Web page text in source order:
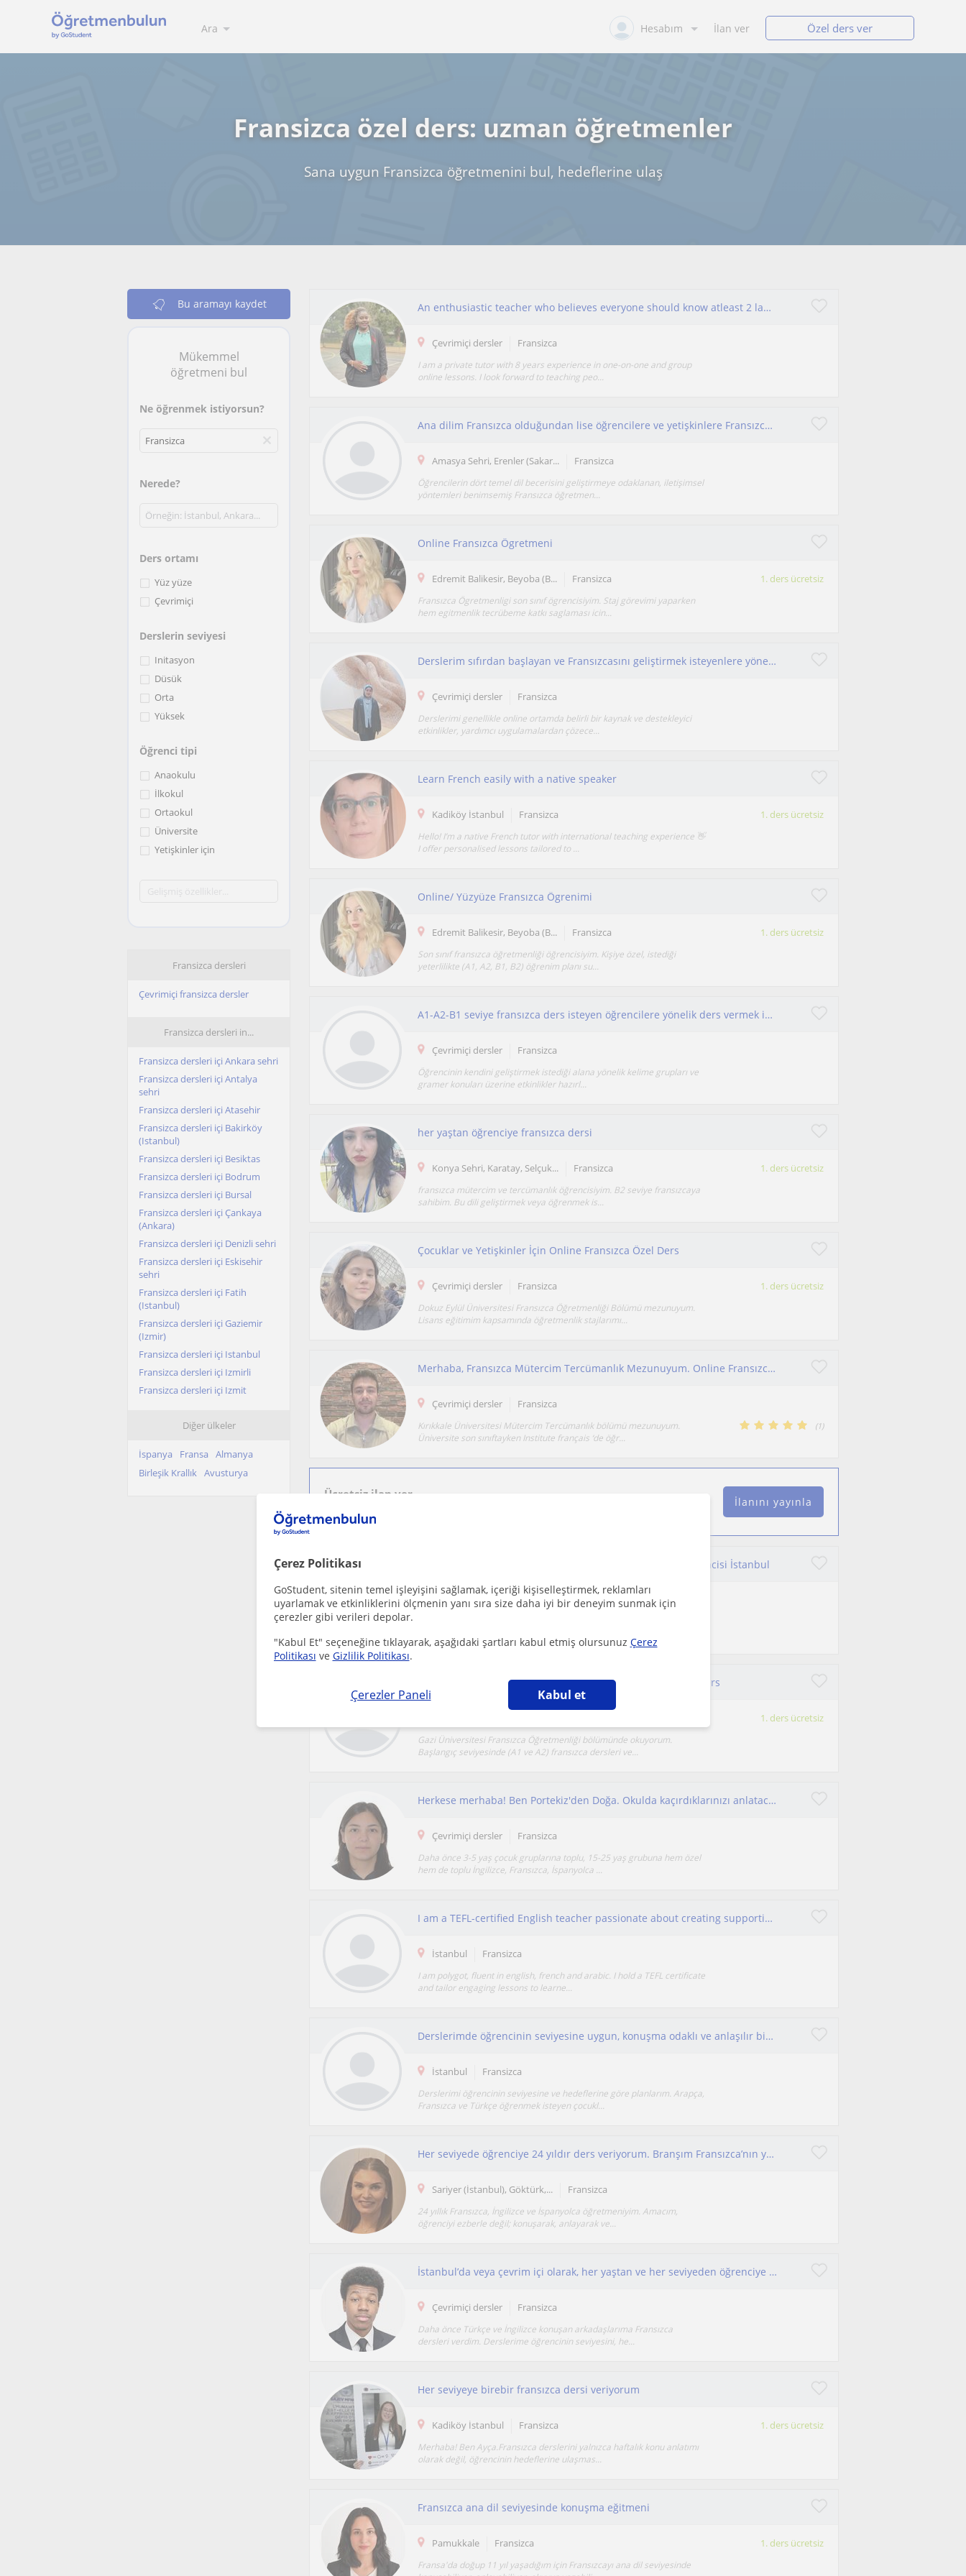
Çerez Politikası
GoStudent, sitenin temel işleyişini sağlamak, içeriği kişiselleştirmek, reklamları
uyarlamak ve etkinliklerini ölçmenin yanı sıra size daha iyi bir deneyim sunmak için
çerezler gibi verileri depolar.
"Kabul Et" seçeneğine tıklayarak, aşağıdaki şartları kabul etmiş olursunuz Çerez
Politikası ve Gizlilik Politikası.
Çerezler Paneli Kabul et
Ara Hesabım İlan ver Özel ders ver
Fransizca özel ders: uzman öğretmenler
Sana uygun Fransizca öğretmenini bul, hedeflerine ulaş
Bu aramayı kaydet
Mükemmel
öğretmeni bul
Ne öğrenmek istiyorsun?
Nerede?
Ders ortamı
Yüz yüze
Çevrimiçi
Derslerin seviyesi
Initasyon
Düsük
Orta
Yüksek
Öğrenci tipi
Anaokulu
İlkokul
Ortaokul
Üniversite
Yetişkinler için
Fransizca dersleri
Çevrimiçi fransizca dersler
Fransizca dersleri in...
Fransizca dersleri içi Ankara sehri
Fransizca dersleri içi Antalya
sehri
Fransizca dersleri içi Atasehir
Fransizca dersleri içi Bakirköy
(Istanbul)
Fransizca dersleri içi Besiktas
Fransizca dersleri içi Bodrum
Fransizca dersleri içi Bursal
Fransizca dersleri içi Çankaya
(Ankara)
Fransizca dersleri içi Denizli sehri
Fransizca dersleri içi Eskisehir
sehri
Fransizca dersleri içi Fatih
(Istanbul)
Fransizca dersleri içi Gaziemir
(Izmir)
Fransizca dersleri içi Istanbul
Fransizca dersleri içi Izmirli
Fransizca dersleri içi Izmit
Fransizca dersleri içi Karsiyaka
(Izmir)
Fransizca dersleri içi Konya sehri
Diğer ülkeler
İspanya Fransa
Almanya
Birleşik Krallık Avusturya
An enthusiastic teacher who believes everyone should know atleast 2 languages in World. A linguist.
Çevrimiçi dersler Fransizca
I am a private tutor with 8 years experience in one-on-one and group
online lessons. I look forward to teaching peo...
Ana dilim Fransızca olduğundan lise öğrencilere ve yetişkinlere Fransızca dersi verebilirim.
Amasya Sehri, Erenler (Sakar... Fransizca
Öğrencilerin dört temel dil becerisini geliştirmeye odaklanan, iletişimsel
yöntemleri benimsemiş Fransızca öğretmen...
Online Fransızca Ögretmeni
Edremit Balikesir, Beyoba (B... Fransizca 1. ders ücretsiz
Fransızca Ögretmenligi son sınıf ögrencisiyim. Staj görevimi yaparken
hem egitmenlik tecrübeme katkı saglaması icin...
Derslerim sıfırdan başlayan ve Fransızcasını geliştirmek isteyenlere yöneliktir.
Çevrimiçi dersler Fransizca
Derslerimi genellikle online ortamda belirli bir kaynak ve destekleyici
etkinlikler, yardımcı uygulamalardan çözece...
Learn French easily with a native speaker
Kadiköy İstanbul Fransizca 1. ders ücretsiz
Hello! I’m a native French tutor with international teaching experience 👋
I offer personalised lessons tailored to ...
Online/ Yüzyüze Fransızca Ögrenimi
Edremit Balikesir, Beyoba (B... Fransizca 1. ders ücretsiz
Son sınıf fransızca öğretmenliği öğrencisiyim. Kişiye özel, istediği
yeterlilikte (A1, A2, B1, B2) öğrenim planı su...
A1-A2-B1 seviye fransızca ders isteyen öğrencilere yönelik ders vermek istiyorum
Çevrimiçi dersler Fransizca
Öğrencinin kendini geliştirmek istediği alana yönelik kelime grupları ve
gramer konuları üzerine etkinlikler hazırl...
her yaştan öğrenciye fransızca dersi
Konya Sehri, Karatay, Selçuk... Fransizca 1. ders ücretsiz
fransızca mütercim ve tercümanlık öğrencisiyim. B2 seviye fransızcaya
sahibim. Bu dili geliştirmek veya öğrenmek is...
Çocuklar ve Yetişkinler İçin Online Fransızca Özel Ders
Çevrimiçi dersler Fransizca 1. ders ücretsiz
Dokuz Eylül Üniversitesi Fransızca Öğretmenliği Bölümü mezunuyum.
Lisans eğitimim kapsamında öğretmenlik stajlarımı...
Merhaba, Fransızca Mütercim Tercümanlık Mezunuyum. Online Fransızca dersi ve yabancılar için Türkçe dersleri vermekteyim
Çevrimiçi dersler Fransizca
Kırıkkale Üniversitesi Mütercim Tercümanlık bölümü mezunuyum.
Üniversite son sınıftayken Institute français ‘de öğr...
(1)
Ücretsiz ilan ver
Ücretsiz bir ilan ver ve öğretmenlerin seninle iletişime geçmesini sağla
İlanını yayınla
Başlangıç ve orta seviye Fransızca eğitimi Fransız lisesi öğrencisi İstanbul
Çevrimiçi dersler Fransizca
Gazi üniversitesi öğrencisinden Fransızca ve ingilizce özel ders
1. ders ücretsiz
Gazi Üniversitesi Fransızca Öğretmenliği bölümünde okuyorum.
Başlangıç seviyesinde (A1 ve A2) fransızca dersleri ve...
Herkese merhaba! Ben Portekiz'den Doğa. Okulda kaçırdıklarınızı anlatacak ya da her şeyi danışabileceğiniz bir ablanız olacağım!
Çevrimiçi dersler Fransizca
Daha önce 3-5 yaş çocuk gruplarına toplu, 15-25 yaş grubuna hem özel
hem de toplu İngilizce, Fransızca, İspanyolca ...
I am a TEFL-certified English teacher passionate about creating supportive, interactive lessons. My classes are designed for child
İstanbul Fransizca
I am polygot, fluent in english, french and arabic. I hold a TEFL certificate
and tailor engaging lessons to learne...
Derslerimde öğrencinin seviyesine uygun, konuşma odaklı ve anlaşılır bir yöntem kullanırım. Dil bilgisi, konuşma, okuma ve yazma
İstanbul Fransizca
Derslerimi öğrencinin seviyesine ve hedeflerine göre planlarım. Arapça,
Fransızca ve Türkçe öğrenmek isteyen çocukl...
Her seviyede öğrenciye 24 yıldır ders veriyorum. Branşım Fransızca’nın yanısıra İspanyolca ve İngilizce
Sariyer (İstanbul), Göktürk,... Fransizca
24 yıllık Fransızca, İngilizce ve İspanyolca öğretmeniyim. Amacım,
öğrenciyi ezberle değil; konuşarak, anlayarak ve...
İstanbul’da veya çevrim içi olarak, her yaştan ve her seviyeden öğrenciye kişiselleştirilmiş Fransızca dersleri veriyorum.
Çevrimiçi dersler Fransizca
Daha önce Türkçe ve İngilizce konuşan arkadaşlarıma Fransızca
dersleri verdim. Derslerime öğrencinin seviyesini, he...
Her seviyeye birebir fransızca dersi veriyorum
Kadiköy İstanbul Fransizca 1. ders ücretsiz
Merhaba! Ben Ayça.Fransızca derslerini yalnızca haftalık konu anlatımı
olarak değil, öğrencinin hedeflerine ulaşmas...
Fransızca ana dil seviyesinde konuşma eğitmeni
Pamukkale Fransizca 1. ders ücretsiz
Fransa'da doğup 11 yıl yaşadığım için Fransızcayı ana dil seviyesinde